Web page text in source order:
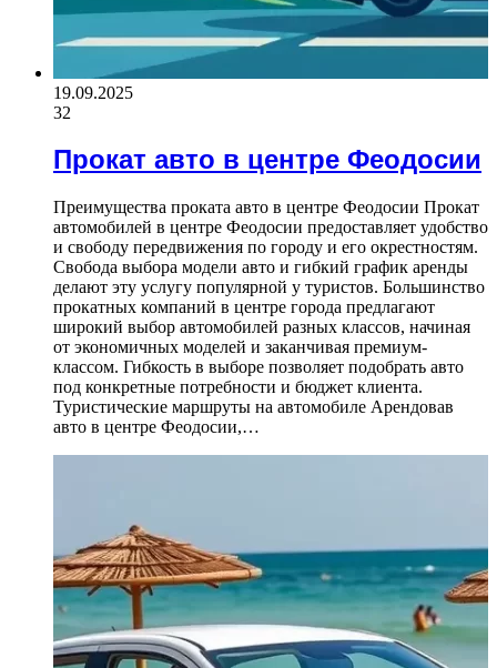
19.09.2025
32
Прокат авто в центре Феодосии
Преимущества проката авто в центре Феодосии Прокат
автомобилей в центре Феодосии предоставляет удобство
и свободу передвижения по городу и его окрестностям.
Свобода выбора модели авто и гибкий график аренды
делают эту услугу популярной у туристов. Большинство
прокатных компаний в центре города предлагают
широкий выбор автомобилей разных классов, начиная
от экономичных моделей и заканчивая премиум-
классом. Гибкость в выборе позволяет подобрать авто
под конкретные потребности и бюджет клиента.
Туристические маршруты на автомобиле Арендовав
авто в центре Феодосии,…